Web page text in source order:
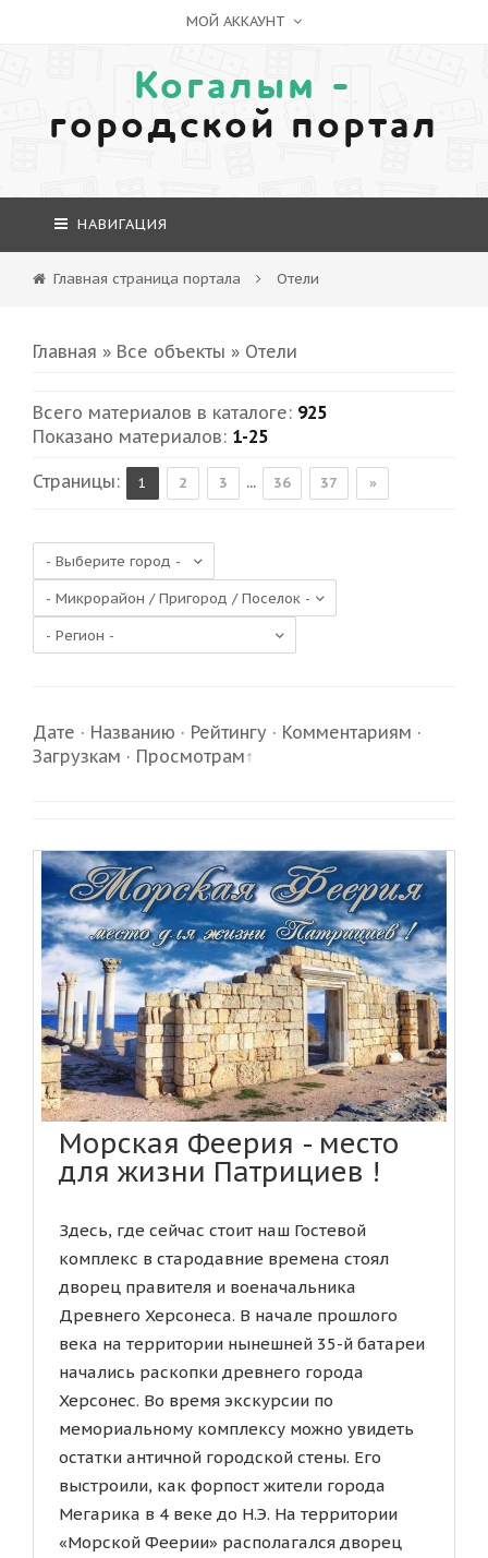
МОЙ АККАУНТ
Когалым -
городской портал
НАВИГАЦИЯ
Главная страница портала Отели
Главная » Все объекты » Отели
Всего материалов в каталоге: 925
Показано материалов: 1-25
Страницы: 1 2 3 ... 36 37 »
Дате · Названию · Рейтингу · Комментариям ·
Загрузкам · Просмотрам
Морская Феерия - место
для жизни Патрициев !
Здесь, где сейчас стоит наш Гостевой
комплекс в стародавние времена стоял
дворец правителя и военачальника
Древнего Херсонеса. В начале прошлого
века на территории нынешней 35-й батареи
начались раскопки древнего города
Херсонес. Во время экскурсии по
мемориальному комплексу можно увидеть
остатки античной городской стены. Его
выстроили, как форпост жители города
Мегарика в 4 веке до Н.Э. На территории
«Морской Феерии» располагался дворец